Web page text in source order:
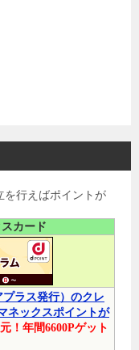
を行えばポイントが
カード
ラス発行）のクレ
ネックスポイントが
！年間6600Pゲット